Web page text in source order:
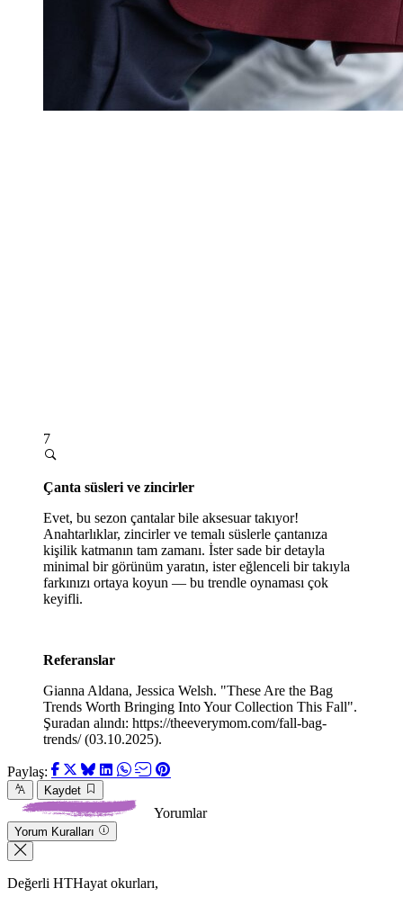
7
Çanta süsleri ve zincirler
Evet, bu sezon çantalar bile aksesuar takıyor!
Anahtarlıklar, zincirler ve temalı süslerle çantanıza
kişilik katmanın tam zamanı. İster sade bir detayla
minimal bir görünüm yaratın, ister eğlenceli bir takıyla
farkınızı ortaya koyun — bu trendle oynaması çok
keyifli.
Referanslar
Gianna Aldana, Jessica Welsh. "These Are the Bag
Trends Worth Bringing Into Your Collection This Fall".
Şuradan alındı: https://theeverymom.com/fall-bag-
trends/ (03.10.2025).
Paylaş:
Kaydet
Yorumlar
Yorum Kuralları
Değerli HTHayat okurları,